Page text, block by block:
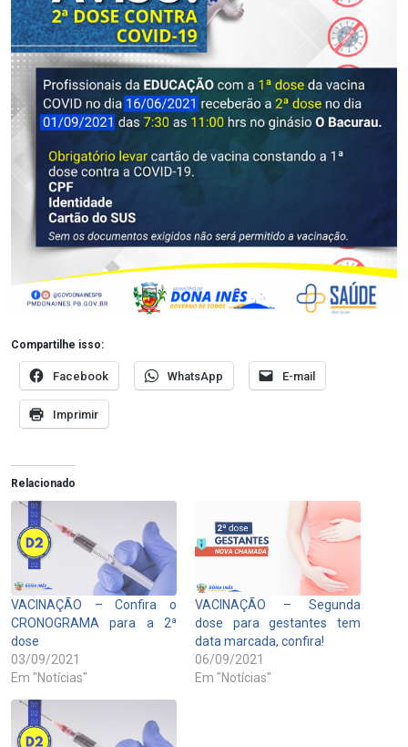
Compartilhe isso:
Facebook WhatsApp E-mail
Imprimir
Relacionado
VACINAÇÃO – Confira o
CRONOGRAMA para a 2ª
dose
03/09/2021
Em "Notícias"
VACINAÇÃO – Segunda
dose para gestantes tem
data marcada, confira!
06/09/2021
Em "Notícias"